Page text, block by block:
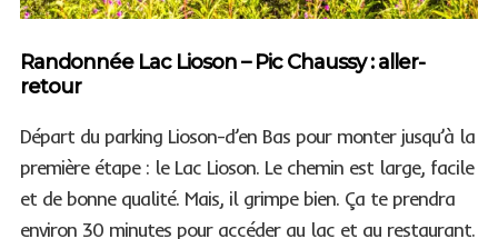
Randonnée Lac Lioson – Pic Chaussy : aller-
retour
Départ du parking Lioson-d’en Bas pour monter jusqu’à la
première étape : le Lac Lioson. Le chemin est large, facile
et de bonne qualité. Mais, il grimpe bien. Ça te prendra
environ 30 minutes pour accéder au lac et au restaurant.